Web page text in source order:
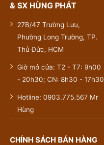
& SX HÙNG PHÁT
27B/47 Trường Lưu,
Phường Long Trường, TP.
Thủ Đức, HCM
Giờ mở cửa: T2 - T7: 9h00
- 20h30; CN: 8h30 - 17h30
Hotline: 0903.775.567 Mr
Hùng
CHÍNH SÁCH BÁN HÀNG